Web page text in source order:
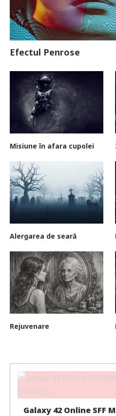
Efectul Penrose
Misiune în afara cupolei
Alergarea de seară
Rejuvenare
Galaxy 42 Online SFF